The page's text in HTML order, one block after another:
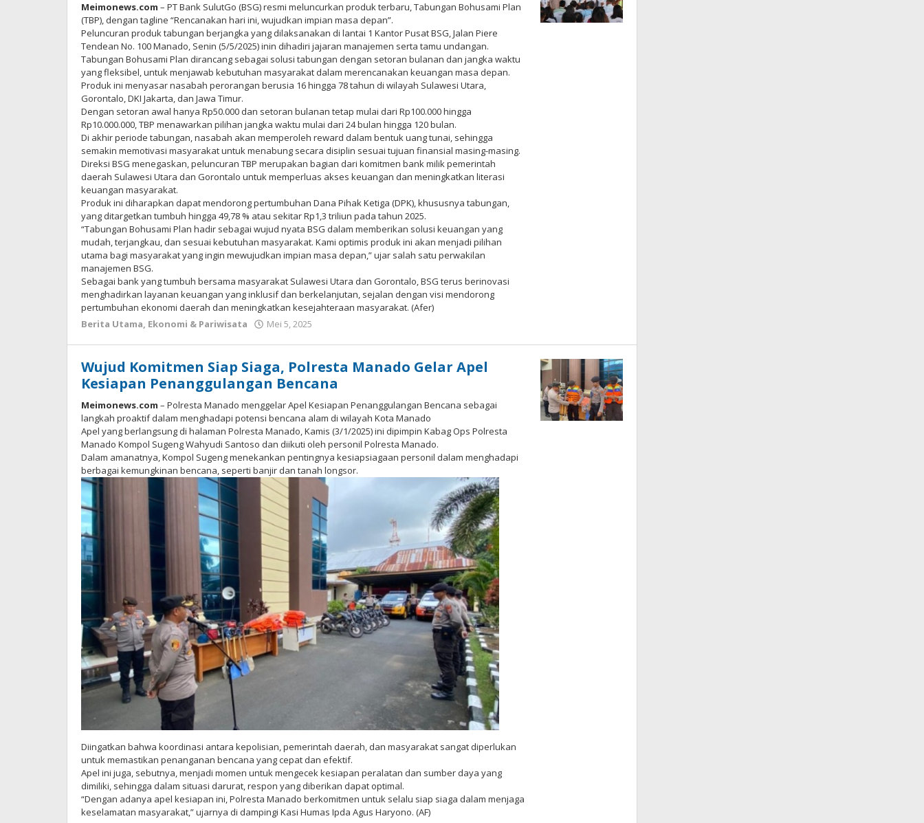
Meimonews.com – PT Bank SulutGo (BSG) resmi meluncurkan produk terbaru, Tabungan Bohusami Plan
(TBP), dengan tagline “Rencanakan hari ini, wujudkan impian masa depan”.
Peluncuran produk tabungan berjangka yang dilaksanakan di lantai 1 Kantor Pusat BSG, Jalan Piere
Tendean No. 100 Manado, Senin (5/5/2025) inin dihadiri jajaran manajemen serta tamu undangan.
Tabungan Bohusami Plan dirancang sebagai solusi tabungan dengan setoran bulanan dan jangka waktu
yang fleksibel, untuk menjawab kebutuhan masyarakat dalam merencanakan keuangan masa depan.
Produk ini menyasar nasabah perorangan berusia 16 hingga 78 tahun di wilayah Sulawesi Utara,
Gorontalo, DKI Jakarta, dan Jawa Timur.
Dengan setoran awal hanya Rp50.000 dan setoran bulanan tetap mulai dari Rp100.000 hingga
Rp10.000.000, TBP menawarkan pilihan jangka waktu mulai dari 24 bulan hingga 120 bulan.
Di akhir periode tabungan, nasabah akan memperoleh reward dalam bentuk uang tunai, sehingga
semakin memotivasi masyarakat untuk menabung secara disiplin sesuai tujuan finansial masing-masing.
Direksi BSG menegaskan, peluncuran TBP merupakan bagian dari komitmen bank milik pemerintah
daerah Sulawesi Utara dan Gorontalo untuk memperluas akses keuangan dan meningkatkan literasi
keuangan masyarakat.
Produk ini diharapkan dapat mendorong pertumbuhan Dana Pihak Ketiga (DPK), khususnya tabungan,
yang ditargetkan tumbuh hingga 49,78 % atau sekitar Rp1,3 triliun pada tahun 2025.
“Tabungan Bohusami Plan hadir sebagai wujud nyata BSG dalam memberikan solusi keuangan yang
mudah, terjangkau, dan sesuai kebutuhan masyarakat. Kami optimis produk ini akan menjadi pilihan
utama bagi masyarakat yang ingin mewujudkan impian masa depan,” ujar salah satu perwakilan
manajemen BSG.
Sebagai bank yang tumbuh bersama masyarakat Sulawesi Utara dan Gorontalo, BSG terus berinovasi
menghadirkan layanan keuangan yang inklusif dan berkelanjutan, sejalan dengan visi mendorong
pertumbuhan ekonomi daerah dan meningkatkan kesejahteraan masyarakat. (Afer)
Berita Utama, Ekonomi & Pariwisata Mei 5, 2025
Wujud Komitmen Siap Siaga, Polresta Manado Gelar Apel
Kesiapan Penanggulangan Bencana
Meimonews.com – Polresta Manado menggelar Apel Kesiapan Penanggulangan Bencana sebagai
langkah proaktif dalam menghadapi potensi bencana alam di wilayah Kota Manado
Apel yang berlangsung di halaman Polresta Manado, Kamis (3/1/2025) ini dipimpin Kabag Ops Polresta
Manado Kompol Sugeng Wahyudi Santoso dan diikuti oleh personil Polresta Manado.
Dalam amanatnya, Kompol Sugeng menekankan pentingnya kesiapsiagaan personil dalam menghadapi
berbagai kemungkinan bencana, seperti banjir dan tanah longsor.
Diingatkan bahwa koordinasi antara kepolisian, pemerintah daerah, dan masyarakat sangat diperlukan
untuk memastikan penanganan bencana yang cepat dan efektif.
Apel ini juga, sebutnya, menjadi momen untuk mengecek kesiapan peralatan dan sumber daya yang
dimiliki, sehingga dalam situasi darurat, respon yang diberikan dapat optimal.
“Dengan adanya apel kesiapan ini, Polresta Manado berkomitmen untuk selalu siap siaga dalam menjaga
keselamatan masyarakat,” ujarnya di dampingi Kasi Humas Ipda Agus Haryono. (AF)